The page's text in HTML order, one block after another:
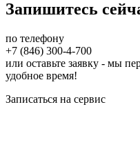
Запишитесь
по телефону
+7 (846) 300-4-700
или оставьте заявку - мы
удобное время!
Записаться на сервис